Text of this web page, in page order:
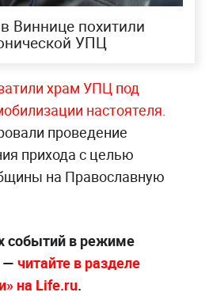
Виннице похитили
УПЦ
храм УПЦ под
настоятеля.
проведение
прихода с целью
на Православную
событий в режиме
— читайте в разделе
на Life.ru.